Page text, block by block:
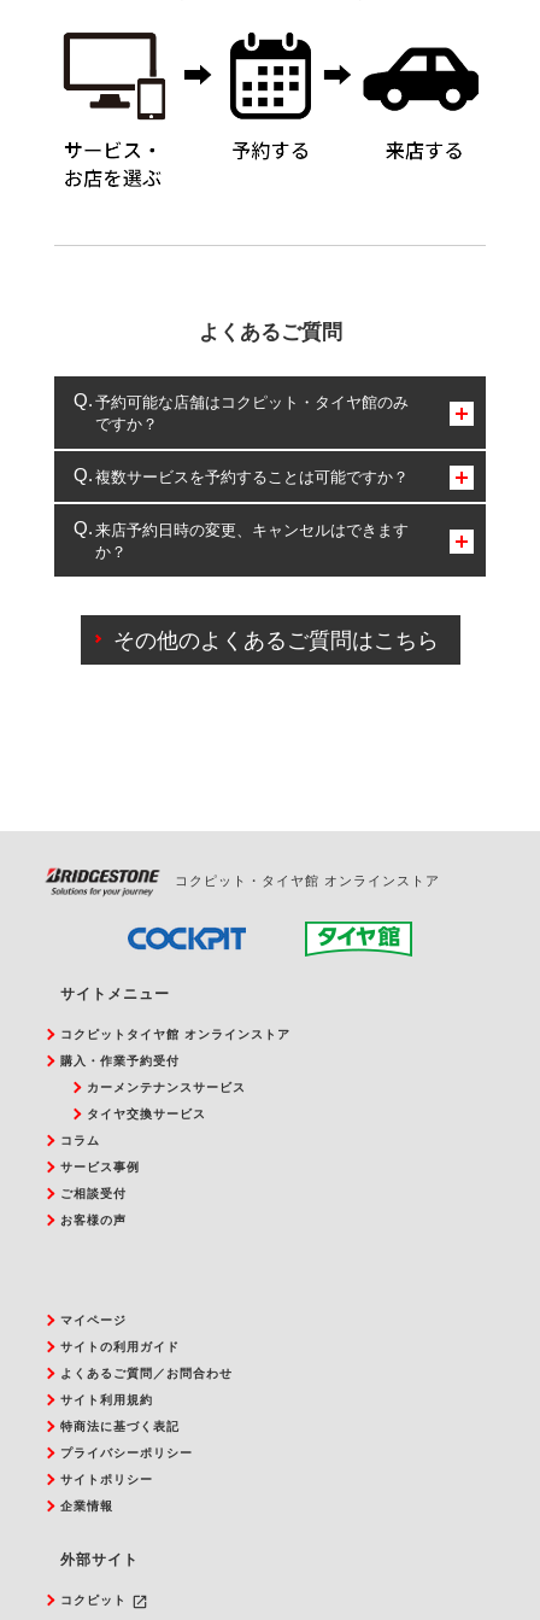
よくあるご質問
予約可能な店舗はコクピット・タイヤ館のみ
ですか？
コクピット・タイヤ館のみとなります。
複数サービスを予約することは可能ですか？
複数サービスのご予約は可能です。
一部の商品・サービスの組み合わせに限り、同時にご予約が
出来ないものもございます。
来店予約日時の変更、キャンセルはできます
か？
ご来店予約日の3営業日前を過ぎている場合のご予約
の日時変更につきましては、直接ご予約の店舗まで
その他のよくあるご質問はこちら
コクピット・タイヤ館 オンラインストア
サイトメニュー
コクピットタイヤ館 オンラインストア
購入・作業予約受付
カーメンテナンスサービス
タイヤ交換サービス
コラム
サービス事例
ご相談受付
お客様の声
マイページ
サイトの利用ガイド
よくあるご質問／お問合わせ
サイト利用規約
特商法に基づく表記
プライバシーポリシー
サイトポリシー
企業情報
外部サイト
コクピット
launch